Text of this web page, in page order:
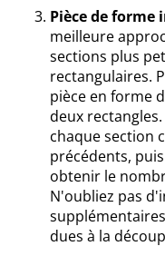
Pièce de forme
meilleure
sections plus
rectangulaires.
pièce en forme
deux
chaque section
précédents,
obtenir le
N'oubliez pas
dues à la